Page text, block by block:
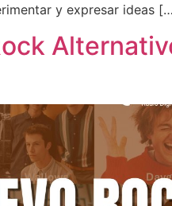
y expresar ideas